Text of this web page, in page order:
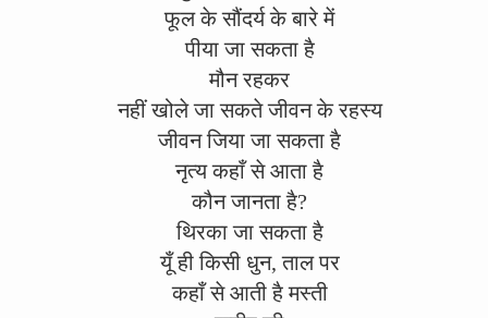
फूल के सौंदर्य के बारे में
पीया जा सकता है
मौन रहकर
नहीं खोले जा सकते जीवन के रहस्य
जीवन जिया जा सकता है
नृत्य कहाँ से आता है
कौन जानता है?
थिरका जा सकता है
यूँ ही किसी धुन, ताल पर
कहाँ से आती है मस्ती